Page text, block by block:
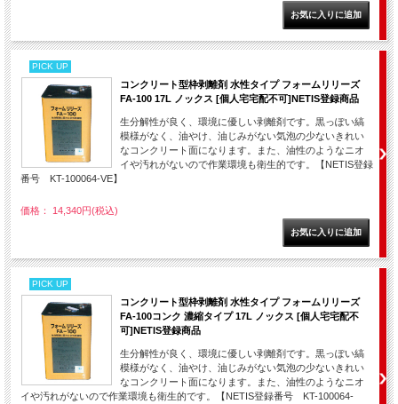
PICK UP
コンクリート型枠剥離剤 水性タイプ フォームリリーズ
FA-100 17L ノックス [個人宅宅配不可]NETIS登録商品
生分解性が良く、環境に優しい剥離剤です。黒っぽい縞
模様がなく、油やけ、油じみがない気泡の少ないきれい
なコンクリート面になります。また、油性のようなニオ
イや汚れがないので作業環境も衛生的です。【NETIS登録
番号 KT-100064-VE】
価格： 14,340円(税込)
PICK UP
コンクリート型枠剥離剤 水性タイプ フォームリリーズ
FA-100コンク 濃縮タイプ 17L ノックス [個人宅宅配不
可]NETIS登録商品
生分解性が良く、環境に優しい剥離剤です。黒っぽい縞
模様がなく、油やけ、油じみがない気泡の少ないきれい
なコンクリート面になります。また、油性のようなニオ
イや汚れがないので作業環境も衛生的です。【NETIS登録番号 KT-100064-